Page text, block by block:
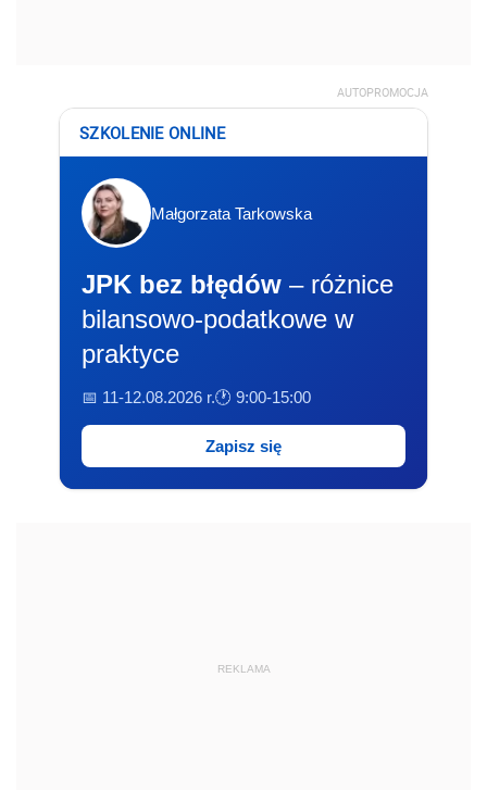
AUTOPROMOCJA
SZKOLENIE ONLINE
Małgorzata Tarkowska
JPK bez błędów – różnice
bilansowo-podatkowe w
praktyce
📅 11-12.08.2026 r.🕐 9:00-15:00
Zapisz się
REKLAMA